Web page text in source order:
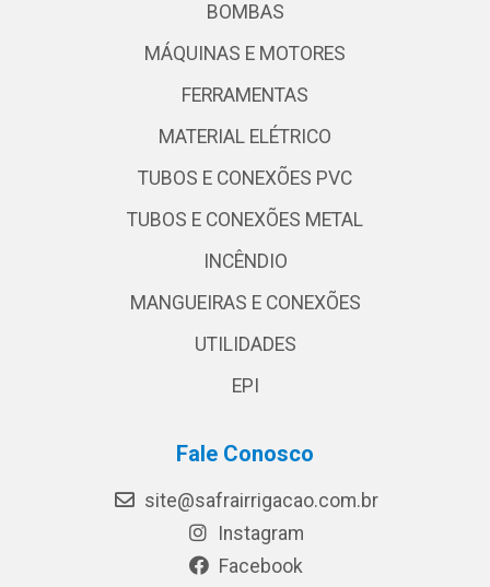
BOMBAS
MÁQUINAS E MOTORES
FERRAMENTAS
MATERIAL ELÉTRICO
TUBOS E CONEXÕES PVC
TUBOS E CONEXÕES METAL
INCÊNDIO
MANGUEIRAS E CONEXÕES
UTILIDADES
EPI
Fale Conosco
site@safrairrigacao.com.br
Instagram
Facebook